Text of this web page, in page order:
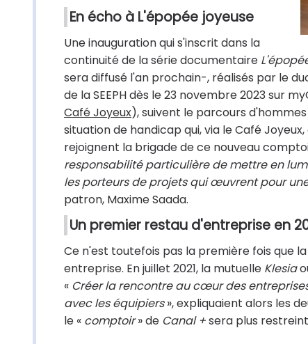
En écho à L'épopée joyeuse
Une inauguration qui s'inscrit dans la
continuité de la série documentaire
sera diffusé l'an prochain-, réalisés par le
de la SEEPH dès le 23 novembre 2023 sur
Café Joyeux), suivent le parcours
situation de handicap qui, via le Café
rejoignent la brigade de ce nouveau
responsabilité particulière de mettre en
les porteurs de projets qui œuvrent pour
patron, Maxime Saada.
Un premier restau d'entreprise en
Ce n'est toutefois pas la première fois que
entreprise. En juillet 2021, la mutuelle Klesia
« Créer la rencontre au cœur des
avec les équipiers», expliquaient alors les
le « comptoir» de Canal +sera plus